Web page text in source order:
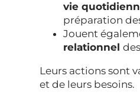
vie
préparation
Jouent
relationnel
Leurs actions sont
et de leurs besoins.